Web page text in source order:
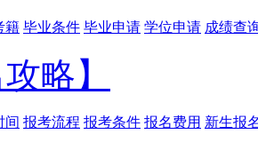
籍 毕业条件 毕业申请 学位申请 成绩查
略】
间 报考流程 报考条件 报名费用 新生报